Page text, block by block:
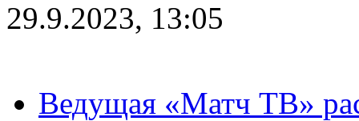
29.9.2023, 13:05
Ведущая «Матч ТВ»